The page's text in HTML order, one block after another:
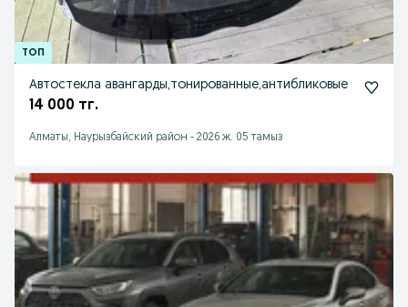
Автостекла авангарды,тонированные,антибликовые
14 000 тг.
Алматы, Наурызбайский район - 2026 ж. 05 тамыз